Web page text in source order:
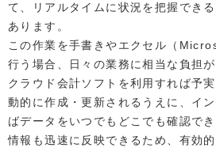
て、リアルタイムに状況を把握でき
あります。
この作業を手書きやエクセル（
行う場合、日々の業務に相当な負担
クラウド会計ソフトを利用すれば予
動的に作成・更新されるうえに、イ
ばデータをいつでもどこでも確認で
情報も迅速に反映できるため、有効的